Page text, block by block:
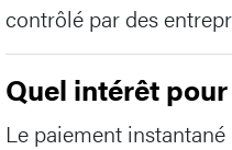
contrôlé par des
Quel intérêt
Le paiement instantané